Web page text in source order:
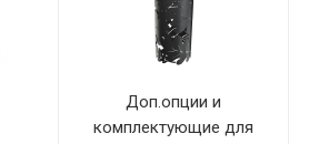
Доп.опции и
комплектующие для